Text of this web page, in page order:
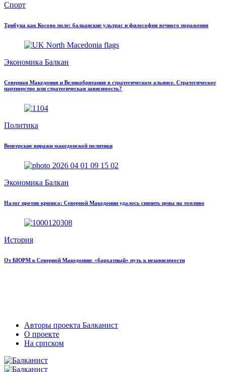
Спорт
Трибуна как Косово поле: балканские ультрас и философия вечного поражения
Экономика Балкан
Северная Македония и Великобритания в стратегическом альянсе. Стратегическое
партнерство или стратегическая зависимость?
Политика
Венгерские виражи македонской политики
Экономика Балкан
Налог против кризиса: Северной Македонии удалось снизить цены на топливо
История
От БЮРМ к Северной Македонии: «бархатный» путь к независимости
Авторы проекта Балканист
О проекте
На српском